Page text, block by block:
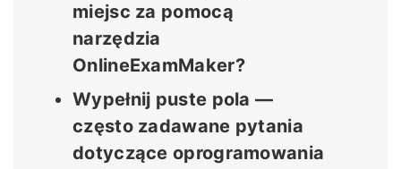
miejsc za pomocą
narzędzia
OnlineExamMaker?
Wypełnij puste pola —
często zadawane pytania
dotyczące oprogramowania